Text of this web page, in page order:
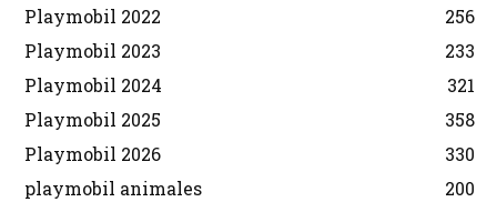
Playmobil 2022
256
Playmobil 2023
233
Playmobil 2024
321
Playmobil 2025
358
Playmobil 2026
330
playmobil animales
200